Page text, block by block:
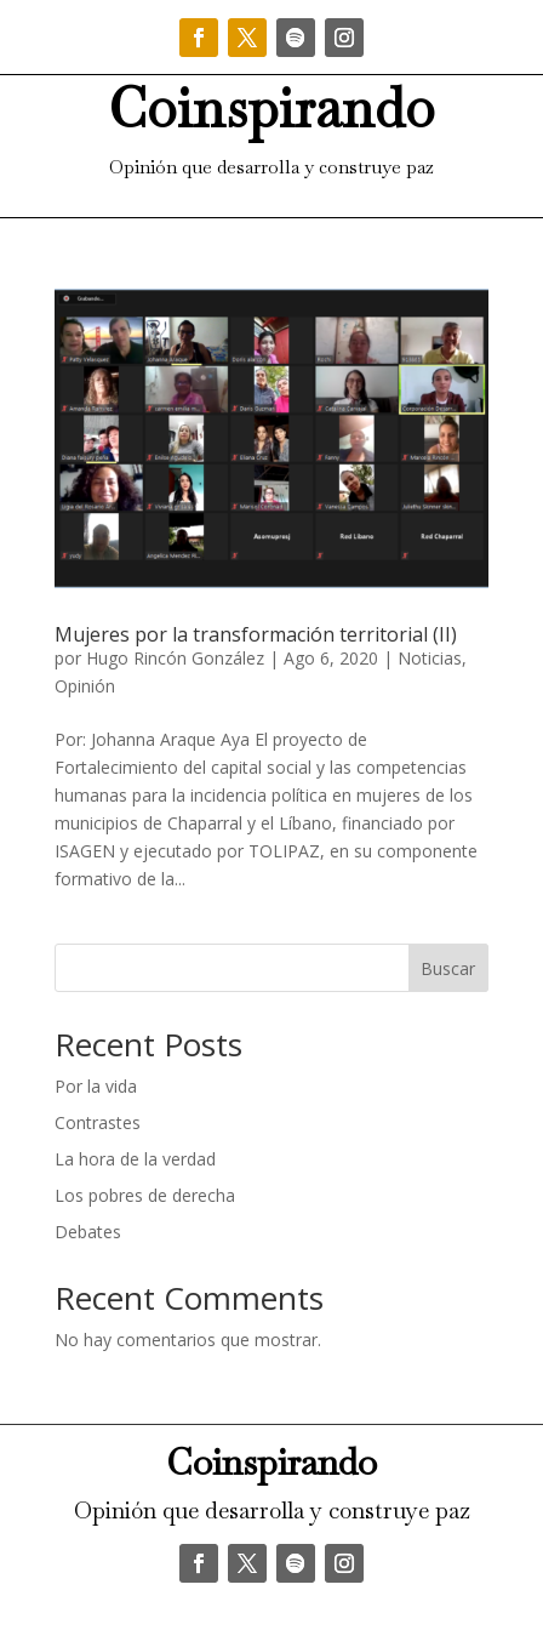
Coinspirando
Opinión que desarrolla y construye paz
Mujeres por la transformación territorial (II)
por Hugo Rincón González| Ago 6, 2020 | Noticias,
Opinión
Por: Johanna Araque Aya El proyecto de
Fortalecimiento del capital social y las competencias
humanas para la incidencia política en mujeres de los
municipios de Chaparral y el Líbano, financiado por
ISAGEN y ejecutado por TOLIPAZ, en su componente
formativo de la...
Buscar
Recent Posts
Por la vida
Contrastes
La hora de la verdad
Los pobres de derecha
Debates
Recent Comments
No hay comentarios que mostrar.
Coinspirando
Opinión que desarrolla y construye paz